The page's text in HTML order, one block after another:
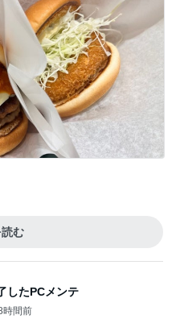
む
したPCメンテ
時間前